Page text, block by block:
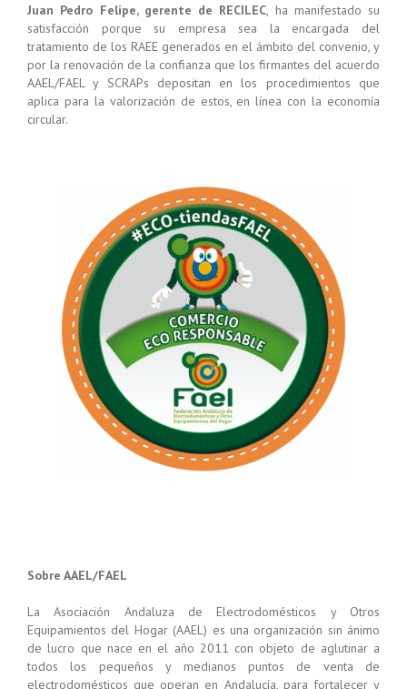
Juan Pedro Felipe, gerente de RECILEC, ha manifestado su
satisfacción porque su empresa sea la encargada del
tratamiento de los RAEE generados en el ámbito del convenio, y
por la renovación de la confianza que los firmantes del acuerdo
AAEL/FAEL y SCRAPs depositan en los procedimientos que
aplica para la valorización de estos, en línea con la economía
circular.
Sobre AAEL/FAEL
La Asociación Andaluza de Electrodomésticos y Otros
Equipamientos del Hogar (AAEL) es una organización sin ánimo
de lucro que nace en el año 2011 con objeto de aglutinar a
todos los pequeños y medianos puntos de venta de
electrodomésticos que operan en Andalucía, para fortalecer y